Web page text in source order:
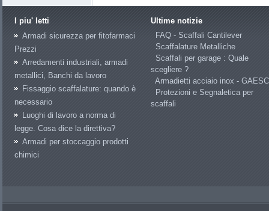
I piu' letti
Armadi sicurezza per fitofarmaci
Prezzi
Arredamenti industriali, armadi
metallici, Banchi da lavoro
Fissaggio scaffalature: quando è
necessario
Luoghi di lavoro a norma di
legge. Cosa dice la direttiva?
Armadi per stoccaggio prodotti
chimici
Ultime notizie
FAQ - Scaffali Cantilever
Scaffalature Metalliche
Scaffali per garage : Quale
scegliere ?
Armadietti acciaio inox -
Protezioni e Segnaletica per
scaffali